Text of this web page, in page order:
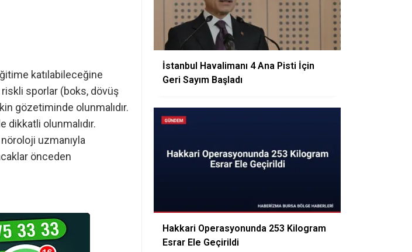
katılabileceğine
riskli sporlar (boks, dövüş
gözetiminde olunmalıdır.
dikkatli olunmalıdır.
uzmanıyla
önceden
İstanbul Havalimanı 4 Ana Pisti İçin
Geri Sayım Başladı
Hakkari Operasyonunda 253 Kilogram
Esrar Ele Geçirildi